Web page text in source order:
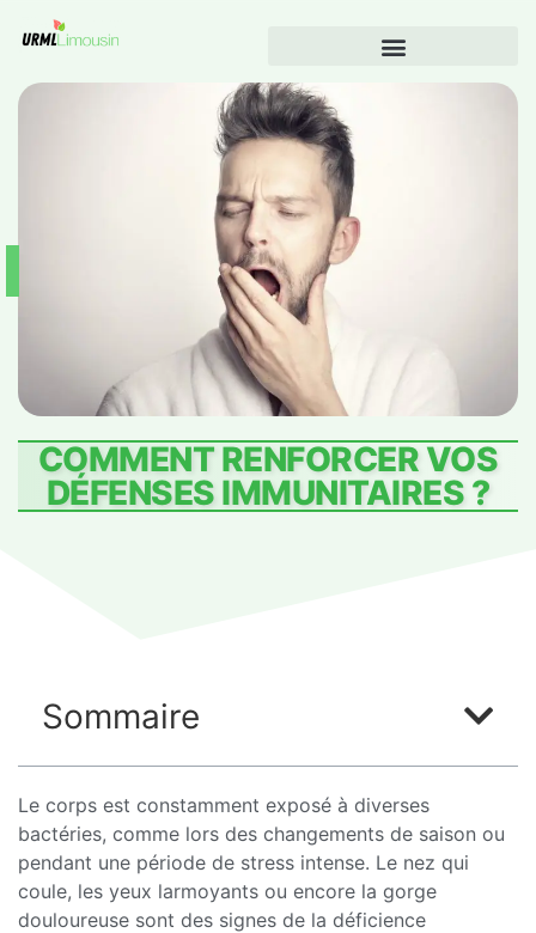
COMMENT RENFORCER VOS
DÉFENSES IMMUNITAIRES ?
Sommaire
Le corps est constamment exposé à diverses
bactéries, comme lors des changements de saison ou
pendant une période de stress intense. Le nez qui
coule, les yeux larmoyants ou encore la gorge
douloureuse sont des signes de la déficience